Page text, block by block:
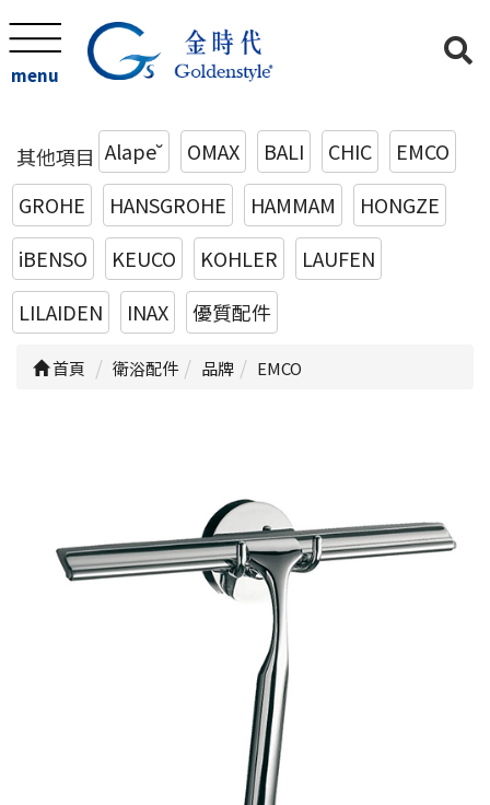
menu
其他項目 Alape˘ OMAX BALI CHIC
EMCO
GROHE
HANSGROHE HAMMAM
HONGZE
iBENSO
KEUCO KOHLER
LAUFEN
LILAIDEN
INAX 優質配件
首頁 衛浴配件 品牌 EMCO